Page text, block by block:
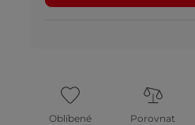
Oblíbené Porovnat